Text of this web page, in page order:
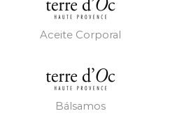
Aceite Corporal
Bálsamos